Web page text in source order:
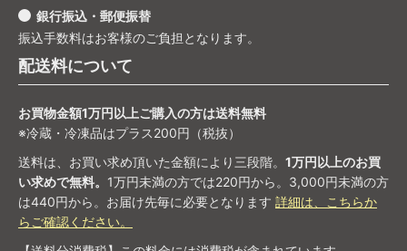
銀行振込・郵便振替
振込手数料はお客様のご負担となります。
配送料について
お買物金額1万円以上ご購入の方は送料無料
※冷蔵・冷凍品はプラス200円（税抜）
送料は、お買い求め頂いた金額により三段階。 1万円以上のお買
い求めで無料。 1万円未満の方では220円から。3,000円未満の方
は440円から。お届け先毎に必要となります 詳細は、こちらか
らご確認ください。